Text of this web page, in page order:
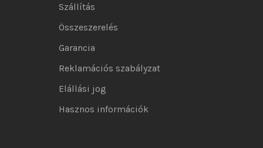
Szállítás
Összeszerelés
Garancia
Reklamációs szabályzat
Elállási jog
Hasznos információk